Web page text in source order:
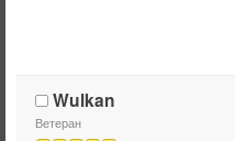
Wulkan
Ветеран